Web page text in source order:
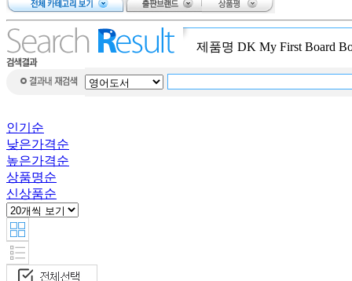
[중고샵] 2019년 11월 무이자 할부 안내
brain puzzle
bike
Atalanta: The
Race Against
Little
Learner Packets
this is ilon
man
Warriors
All about
맥스 앤 루
비
제품명 DK My First Board
인기순
낮은가격순
높은가격순
상품명순
신상품순